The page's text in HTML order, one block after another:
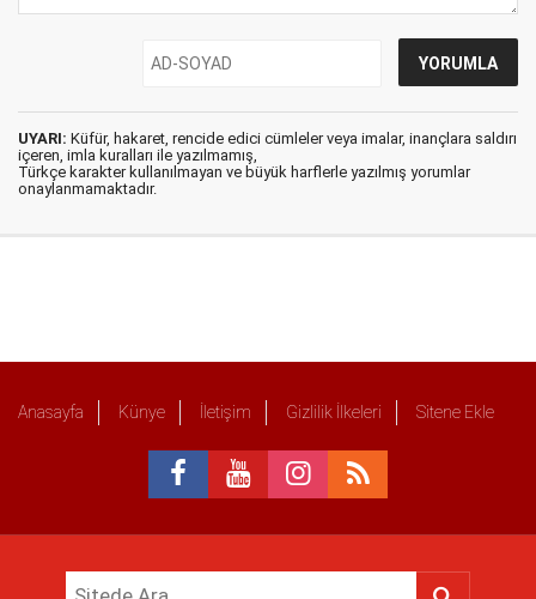
UYARI: Küfür, hakaret, rencide edici cümleler veya imalar, inançlara saldırı
içeren, imla kuralları ile yazılmamış,
Türkçe karakter kullanılmayan ve büyük harflerle yazılmış yorumlar
onaylanmamaktadır.
Anasayfa Künye İletişim Gizlilik İlkeleri Sitene Ekle